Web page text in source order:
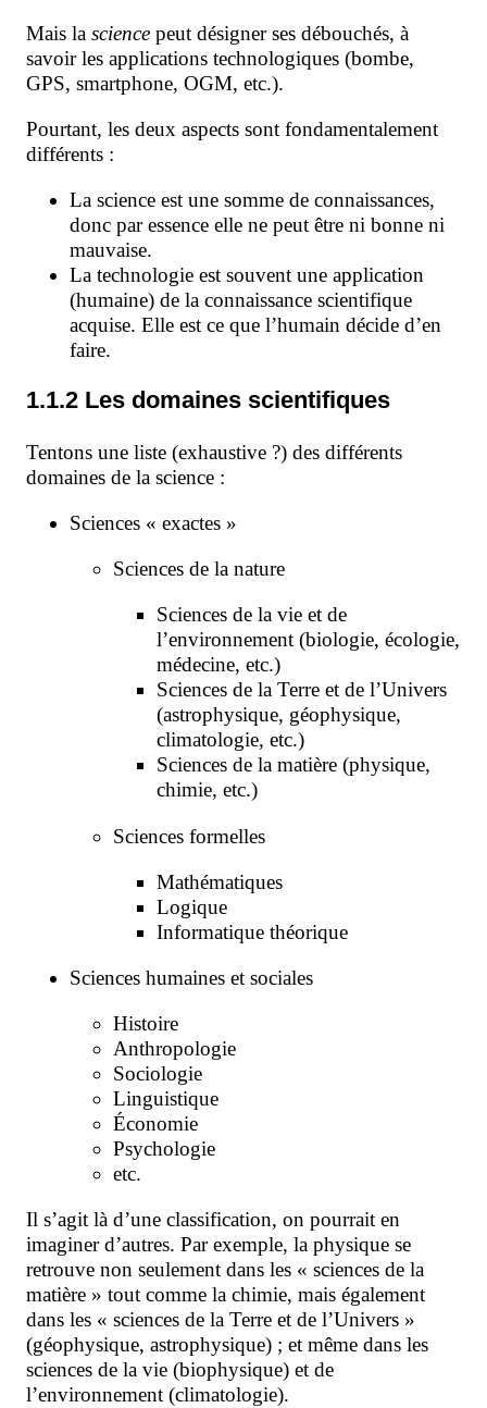
Mais la science peut désigner ses débouchés, à
savoir les applications technologiques (bombe,
GPS, smartphone, OGM, etc.).
Pourtant, les deux aspects sont fondamentalement
différents :
La science est une somme de connaissances,
donc par essence elle ne peut être ni bonne ni
mauvaise.
La technologie est souvent une application
(humaine) de la connaissance scientifique
acquise. Elle est ce que l’humain décide d’en
faire.
1.1.2 Les domaines scientifiques
Tentons une liste (exhaustive ?) des différents
domaines de la science :
Sciences « exactes »
Sciences de la nature
Sciences de la vie et de
l’environnement (biologie, écologie,
médecine, etc.)
Sciences de la Terre et de l’Univers
(astrophysique, géophysique,
climatologie, etc.)
Sciences de la matière (physique,
chimie, etc.)
Sciences formelles
Mathématiques
Logique
Informatique théorique
Sciences humaines et sociales
Histoire
Anthropologie
Sociologie
Linguistique
Économie
Psychologie
etc.
Il s’agit là d’une classification, on pourrait en
imaginer d’autres. Par exemple, la physique se
retrouve non seulement dans les « sciences de la
matière » tout comme la chimie, mais également
dans les « sciences de la Terre et de l’Univers »
(géophysique, astrophysique) ; et même dans les
sciences de la vie (biophysique) et de
l’environnement (climatologie).